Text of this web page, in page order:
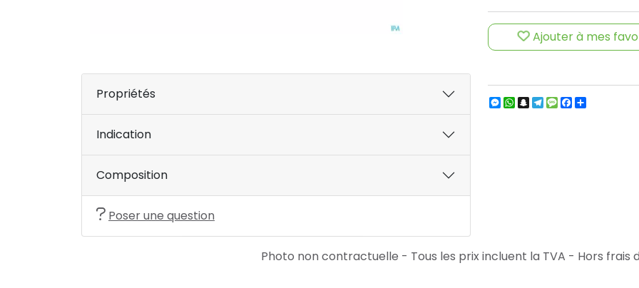
Ajouter à mes
Propriétés
Indication
Composition
Poser une question
Messenger
WhatsApp
Snapchat
Telegram
Message
Facebook
Photo non contractuelle - Tous les prix incluent la TVA - Hors frais